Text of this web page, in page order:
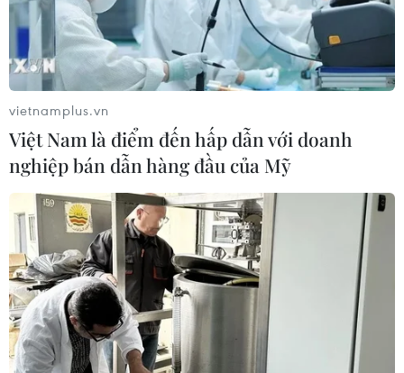
Cựu Trưởng ban quản lý chung cư
lừa bán căn hộ tái định cư, chiếm
đoạt hơn 2 tỷ đồng
08/08/2026 13:41
Khởi tố 19 đối tượng cướp
giật tài sản tại Công ty Tân Huê Viên
08/08/2026 08:52
Tây Ninh ngăn chặn, xử lý nghiêm
các vụ việc xâm phạm quyền sở hữu
vietnamplus.vn
Việt Nam là điểm đến hấp dẫn với doanh
nghiệp bán dẫn hàng đầu của Mỹ